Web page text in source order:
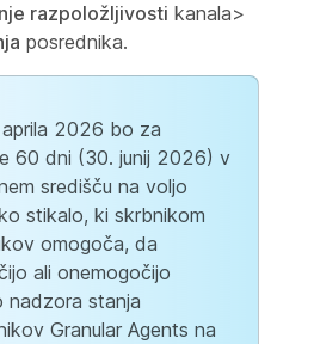
razpoložljivosti kanala>
posrednika.
2026 bo za
60 dni (30. junij 2026) v
središču na voljo
stikalo, ki skrbnikom
omogoča, da
ali onemogočijo
nadzora stanja
Granular Agents na